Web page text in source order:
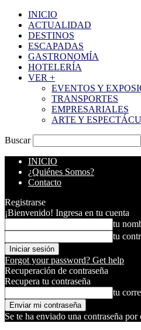
INICIO
ACTUALIDAD
DESTINOS
ESCAPADAS
GASTRONOMÍA
HOTELERÍA
VER +
EVENTOS Y
TRANSPORTES
EMPRESARIALES
ARTE Y
Buscar
INICIO
¿Quiénes Somos?
Contacto
Registrarse
¡Bienvenido! Ingresa en tu cuenta
tu
tu
Forgot your password? Get help
Recuperación de contraseña
Recupera tu contraseña
tu
Se te ha enviado una contraseña